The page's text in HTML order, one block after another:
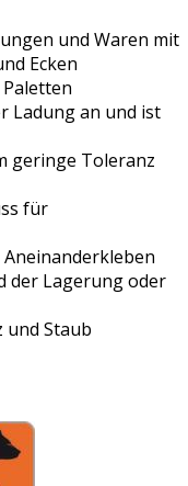
und Waren mit
Ecken
Ladung an und ist
geringe Toleranz
für
der Lagerung oder
und Staub